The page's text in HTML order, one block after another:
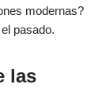
modernas?
pasado.
las